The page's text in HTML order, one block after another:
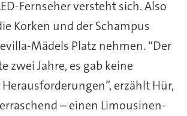
Fernseher versteht sich. Also
Korken und der Schampus
Mädels Platz nehmen. “Der
zwei Jahre, es gab keine
erzählt Hür,
– einen Limousinen-